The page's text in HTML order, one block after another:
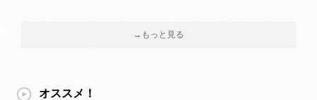
→もっと見る
オススメ！